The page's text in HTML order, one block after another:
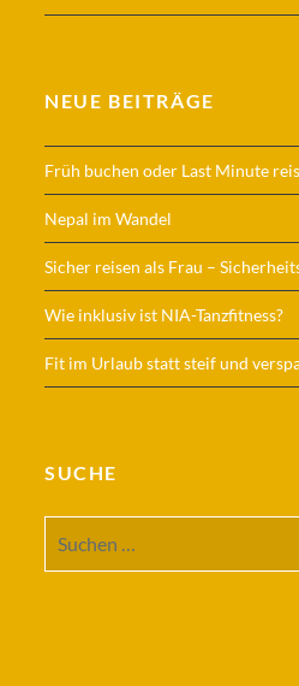
NEUE BEITRÄGE
Früh buchen oder Last Minute
Nepal im Wandel
Sicher reisen als Frau –
Wie inklusiv ist NIA-Tanzfitness?
Fit im Urlaub statt steif und
SUCHE
nach: